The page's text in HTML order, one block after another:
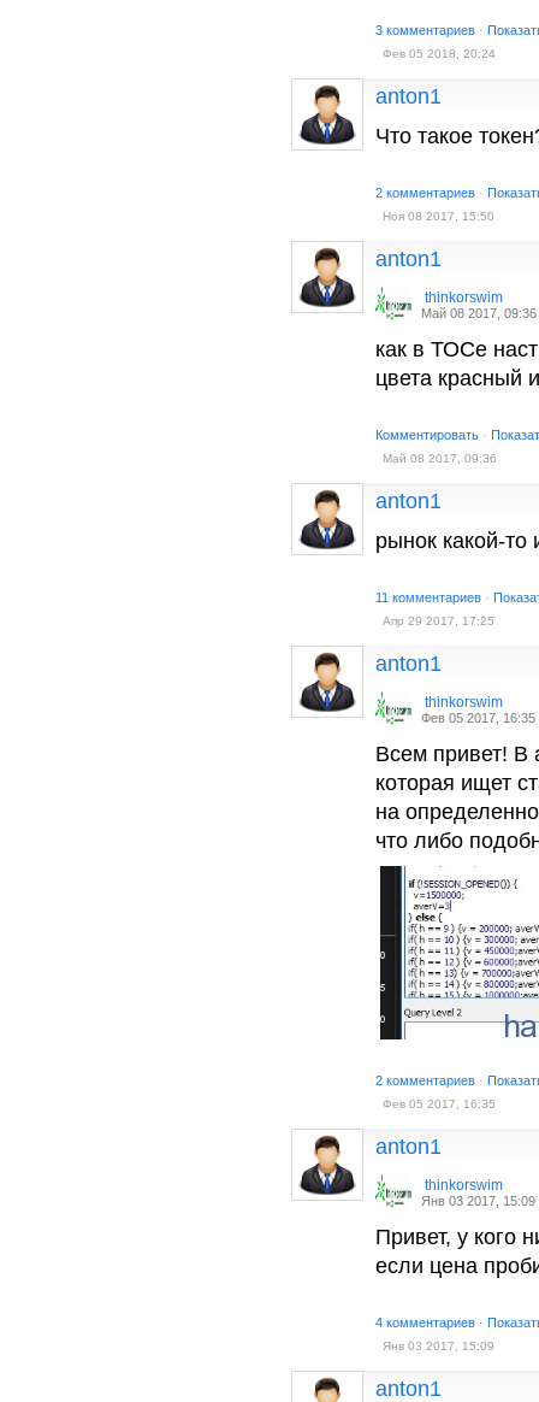
3 комментариев ·
Фев 05 2018, 20:24
anton1
Что такое
2 комментариев ·
Ноя 08 2017, 15:50
anton1
thinkorswim
Май 08 2017, 09:36
как в ТОСе
цвета красный
Комментировать ·
Май 08 2017, 09:36
anton1
рынок какой-
11 комментариев ·
Апр 29 2017, 17:25
anton1
thinkorswim
Фев 05 2017, 16:35
Всем привет! В
которая ищет
на
что либо
2 комментариев ·
Фев 05 2017, 16:35
anton1
thinkorswim
Янв 03 2017, 15:09
Привет, у кого
если цена
4 комментариев ·
Янв 03 2017, 15:09
anton1